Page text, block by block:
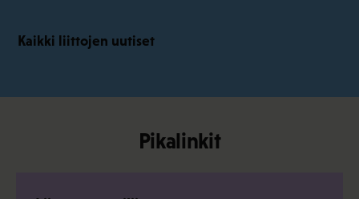
Kaikki liittojen uutiset
Pikalinkit